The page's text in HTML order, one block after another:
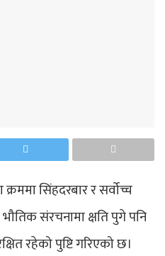
सिंहदरबार र सर्वोच्च
संरचनामा क्षति पुगे पनि
रहेको पुष्टि गरिएको छ।